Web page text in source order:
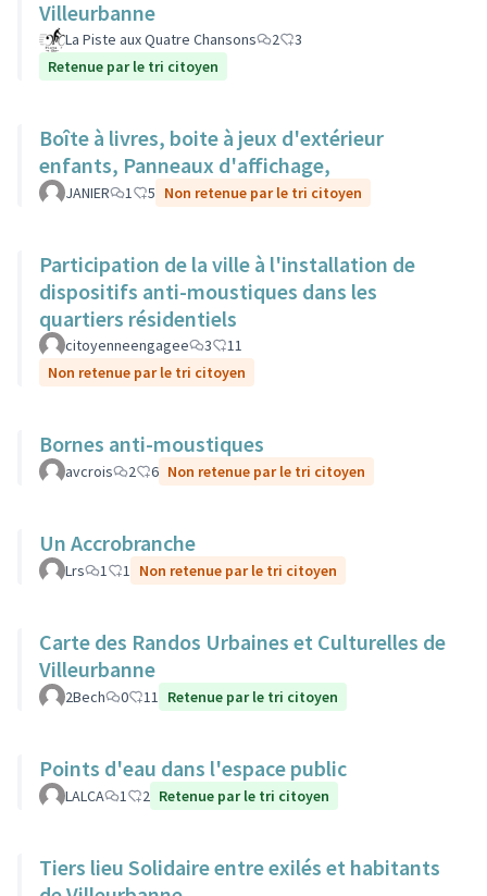
Villeurbanne
La Piste aux Quatre Chansons 2
3
Retenue par le tri citoyen
Boîte à livres, boite à jeux d'extérieur
enfants, Panneaux d'affichage,
JANIER 1 5 Non retenue par le tri citoyen
Participation de la ville à l'installation de
dispositifs anti-moustiques dans les
quartiers résidentiels
citoyenneengagee 3
11
Non retenue par le tri citoyen
Bornes anti-moustiques
avcrois 2 6 Non retenue par le tri citoyen
Un Accrobranche
Lrs 1 1 Non retenue par le tri citoyen
Carte des Randos Urbaines et Culturelles de
Villeurbanne
2Bech 0 11 Retenue par le tri citoyen
Points d'eau dans l'espace public
LALCA 1 2 Retenue par le tri citoyen
Tiers lieu Solidaire entre exilés et habitants